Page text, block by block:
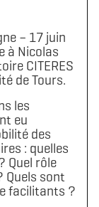
– 17 juin
à Nicolas
CITERES
de Tours.
les
eu
des
: quelles
Quel rôle
sont
facilitants ?